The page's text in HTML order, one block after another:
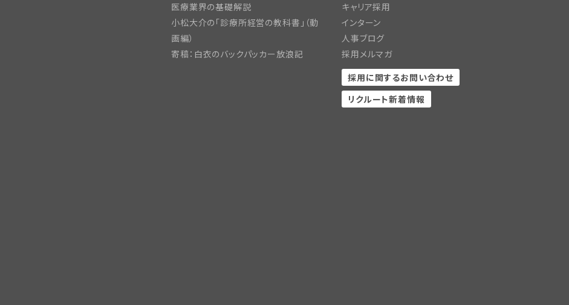
医療業界の基礎解説
小松大介の「診療所経営の教科書」（動
画編）
寄稿：白衣のバックパッカー放浪記
キャリア採用
インターン
人事ブログ
採用メルマガ
採用に関するお問い合わせ
リクルート新着情報